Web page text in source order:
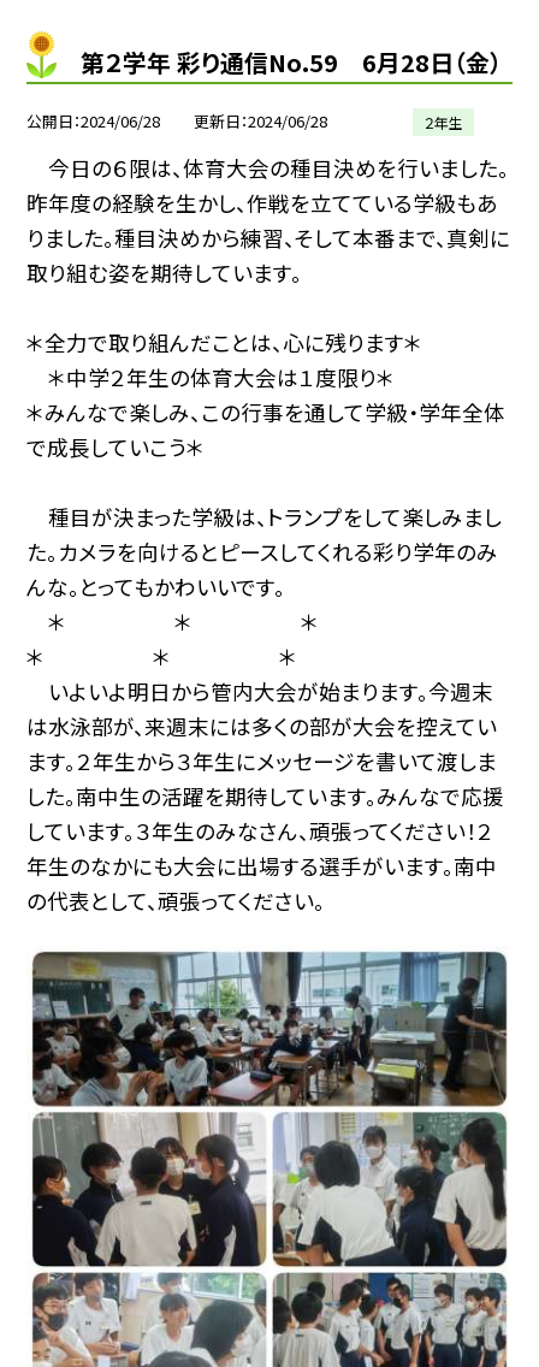
第２学年 彩り通信No.59 6月28日（金）
公開日 2024/06/28 更新日 2024/06/28 ２年生
今日の６限は、体育大会の種目決めを行いました。
昨年度の経験を生かし、作戦を立てている学級もあ
りました。種目決めから練習、そして本番まで、真剣に
取り組む姿を期待しています。
＊全力で取り組んだことは、心に残ります＊
＊中学２年生の体育大会は１度限り＊
＊みんなで楽しみ、この行事を通して学級・学年全体
で成長していこう＊
種目が決まった学級は、トランプをして楽しみまし
た。カメラを向けるとピースしてくれる彩り学年のみ
んな。とってもかわいいです。
＊ ＊ ＊
＊ ＊ ＊
いよいよ明日から管内大会が始まります。今週末
は水泳部が、来週末には多くの部が大会を控えてい
ます。２年生から３年生にメッセージを書いて渡しま
した。南中生の活躍を期待しています。みんなで応援
しています。３年生のみなさん、頑張ってください！２
年生のなかにも大会に出場する選手がいます。南中
の代表として、頑張ってください。